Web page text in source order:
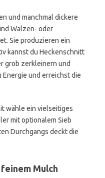
und manchmal dickere
Walzen- oder
Sie produzieren ein
kannst du Heckenschnitt
grob zerkleinern und
Energie und erreichst die
wähle ein vielseitiges
mit optionalem Sieb
Durchgangs deckt die
Mulch